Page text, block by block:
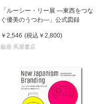
「ルーシー・リー展 ―東西をつな
ぐ優美のうつわ―」公式図録
￥2,546 (税込 ￥2,800)
銀座 蔦屋書店